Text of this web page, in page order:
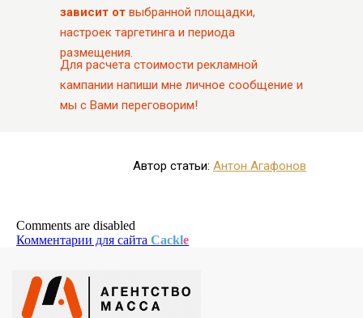
зависит от выбранной площадки,
настроек таргетинга и периода
размещения.
Для расчета стоимости рекламной
кампании напиши мне личное сообщение и
мы с Вами переговорим!
Автор статьи: Антон Агафонов
Comments are disabled
Комментарии для сайта Cackle